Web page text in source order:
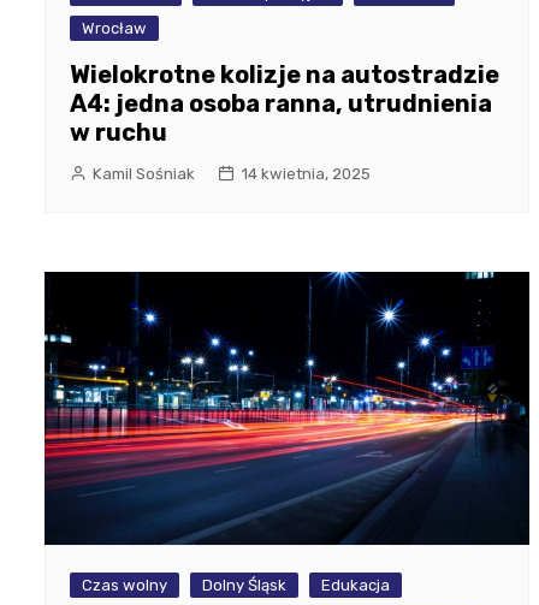
Wrocław
Wielokrotne kolizje na autostradzie
A4: jedna osoba ranna, utrudnienia
w ruchu
Kamil Sośniak 14 kwietnia, 2025
Czas wolny Dolny Śląsk
Edukacja